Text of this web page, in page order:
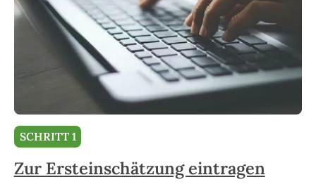
SCHRITT 1
Zur Ersteinschätzung eintragen